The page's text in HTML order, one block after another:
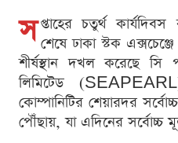
স প্তাহের চতুর্থ
শেষে ঢাকা স্টক
শীর্ষস্থান দখল করেছে সি
লিমিটেড
কোম্পানিটির শেয়ারদর
পৌঁছায়, যা এদিনের সর্বোচ্চ